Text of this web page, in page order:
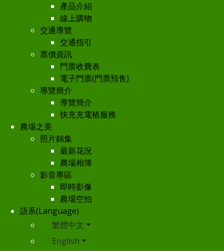
產品介紹
線上購物
交通導覽
交通指引
票價資訊
門票收費表
電子門票(門票預售)
導覽簡介
導覽簡介
快充充電樁服務
農場之美
照片錦集
最新花況
農場相簿
影音專區
即時影像
農場空拍
語系(Language)
繁體中文
English